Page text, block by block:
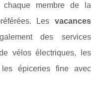
membre de la
Les vacances
des services
vélos électriques, les
épiceries fine avec